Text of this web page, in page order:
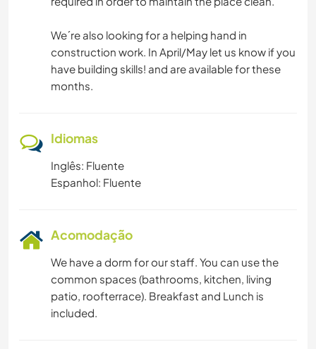
We´re also looking for a helping hand in
construction work. In April/May let us know if you
have building skills! and are available for these
months.
Idiomas
Inglês: Fluente
Espanhol: Fluente
Acomodação
We have a dorm for our staff. You can use the
common spaces (bathrooms, kitchen, living
patio, roofterrace). Breakfast and Lunch is
included.